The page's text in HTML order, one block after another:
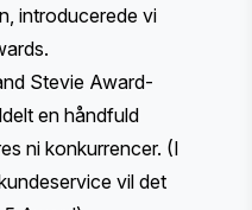
introducerede vi
Stevie Award-
en håndfuld
ni konkurrencer. (I
vil det